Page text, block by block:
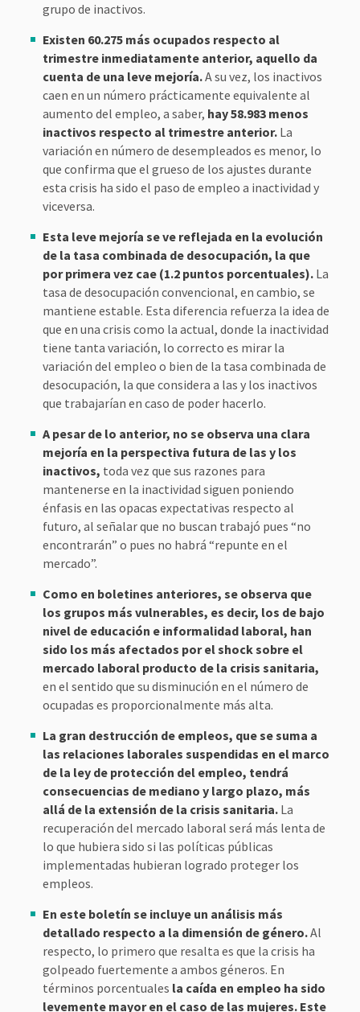
grupo de inactivos.
Existen 60.275 más ocupados respecto al
trimestre inmediatamente anterior, aquello da
cuenta de una leve mejoría.A su vez, los inactivos
caen en un número prácticamente equivalente al
aumento del empleo, a saber, hay 58.983 menos
inactivos respecto al trimestre anterior.La
variación en número de desempleados es menor, lo
que confirma que el grueso de los ajustes durante
esta crisis ha sido el paso de empleo a inactividad y
viceversa.
Esta leve mejoría se ve reflejada en la evolución
de la tasa combinada de desocupación, la que
por primera vez cae (1.2 puntos porcentuales).La
tasa de desocupación convencional, en cambio, se
mantiene estable. Esta diferencia refuerza la idea de
que en una crisis como la actual, donde la inactividad
tiene tanta variación, lo correcto es mirar la
variación del empleo o bien de la tasa combinada de
desocupación, la que considera a las y los inactivos
que trabajarían en caso de poder hacerlo.
A pesar de lo anterior, no se observa una clara
mejoría en la perspectiva futura de las y los
inactivos, toda vez que sus razones para
mantenerse en la inactividad siguen poniendo
énfasis en las opacas expectativas respecto al
futuro, al señalar que no buscan trabajó pues “no
encontrarán” o pues no habrá “repunte en el
mercado”.
Como en boletines anteriores, se observa que
los grupos más vulnerables, es decir, los de bajo
nivel de educación e informalidad laboral, han
sido los más afectados por el shock sobre el
mercado laboral producto de la crisis sanitaria,
en el sentido que su disminución en el número de
ocupadas es proporcionalmente más alta.
La gran destrucción de empleos, que se suma a
las relaciones laborales suspendidas en el marco
de la ley de protección del empleo, tendrá
consecuencias de mediano y largo plazo, más
allá de la extensión de la crisis sanitaria.La
recuperación del mercado laboral será más lenta de
lo que hubiera sido si las políticas públicas
implementadas hubieran logrado proteger los
empleos.
En este boletín se incluye un análisis más
detallado respecto a la dimensión de género.Al
respecto, lo primero que resalta es que la crisis ha
golpeado fuertemente a ambos géneros. En
términos porcentuales la caída en empleo ha sido
levemente mayor en el caso de las mujeres. Este